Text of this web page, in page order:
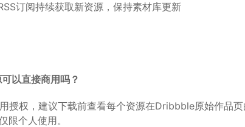
订阅持续获取新资源，保持素材库更新
以直接商用吗？
授权，建议下载前查看每个资源在Dribbble原始作品
限个人使用。